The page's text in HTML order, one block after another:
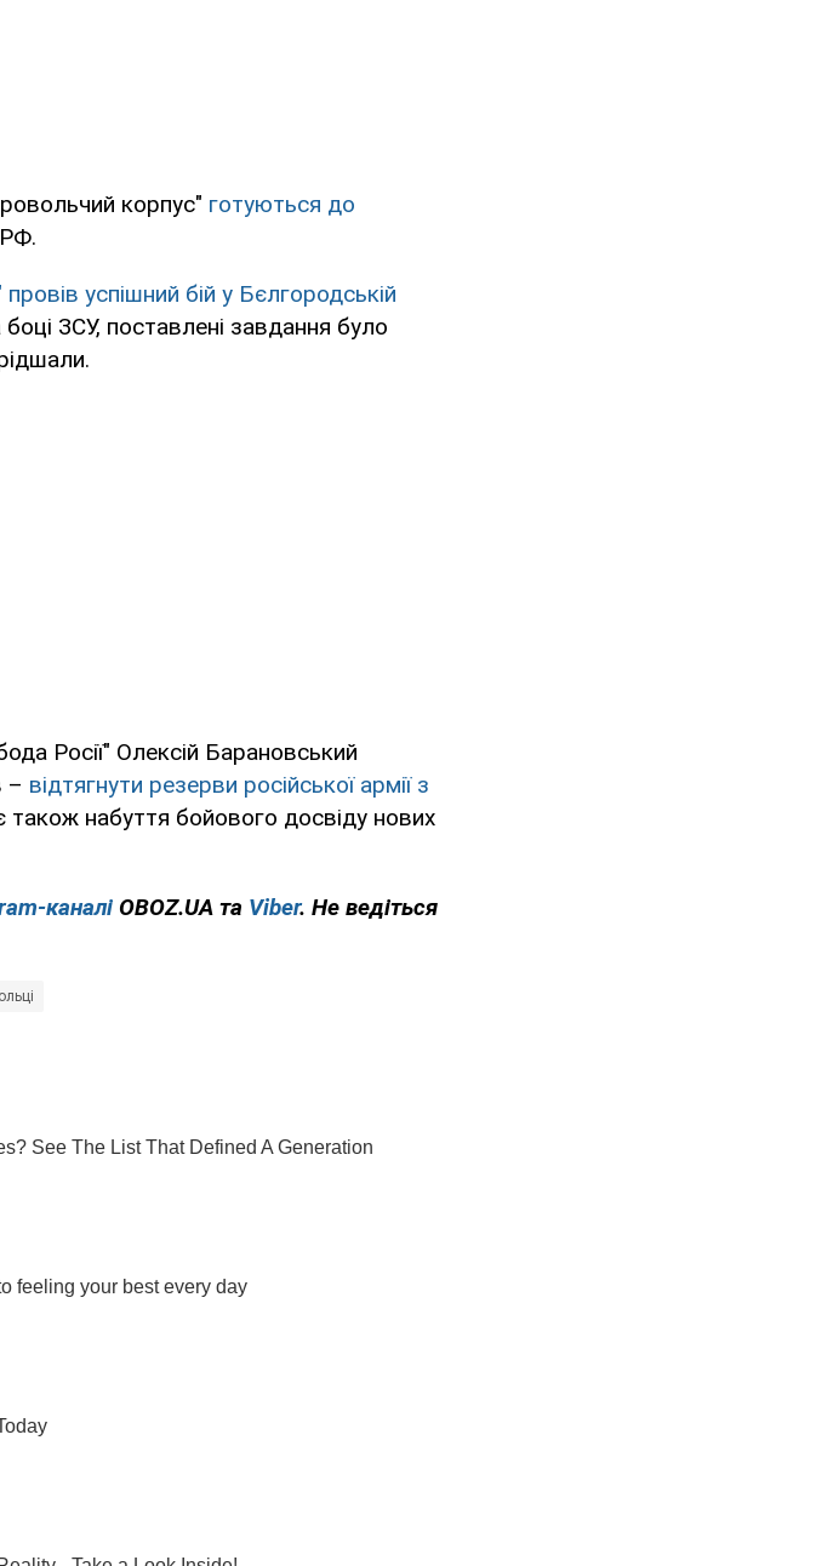
корпус" готуються до
успішний бій у Бєлгородській
ЗСУ, поставлені завдання було
Росії" Олексій Барановський
– відтягнути резерви російської армії з
також набуття бойового досвіду нових
каналі OBOZ.UA та Viber. Не ведіться